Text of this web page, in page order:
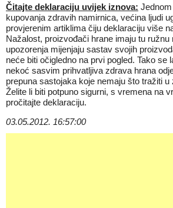
Čitajte deklaraciju uvijek iznova:
kupovanja zdravih namirnica, većina ljudi
provjerenim artiklima čiju deklaraciju više
Nažalost, proizvođači hrane imaju tu
upozorenja mijenjaju sastav svojih
neće biti očigledno na prvi pogled. Tako se
nekoć sasvim prihvatljiva zdrava hrana
prepuna sastojaka koje nemaju što tražiti u
Želite li biti potpuno sigurni, s vremena na
pročitajte deklaraciju.
03.05.2012. 16:57:00